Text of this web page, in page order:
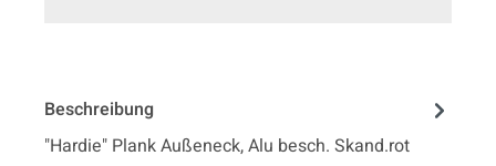
Beschreibung
"Hardie" Plank Außeneck, Alu besch. Skand.rot